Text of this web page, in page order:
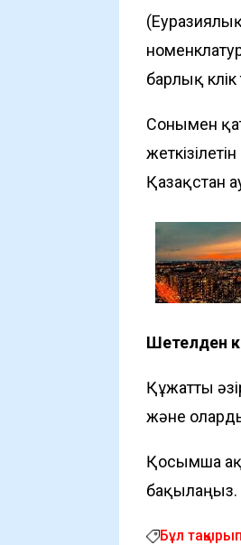
барлық
Сонымен
Қазақстан
Шетелден
Құжатты
және
Қосымша
бақылаңыз.
Бұл